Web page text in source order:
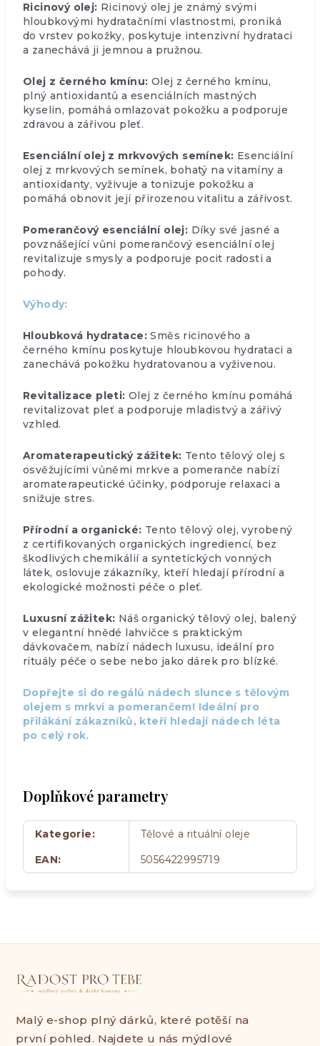
Ricinový olej: Ricinový olej je známý svými
hloubkovými hydratačními vlastnostmi, proniká
do vrstev pokožky, poskytuje intenzivní hydrataci
a zanechává ji jemnou a pružnou.
Olej z černého kmínu: Olej z černého kmínu,
plný antioxidantů a esenciálních mastných
kyselin, pomáhá omlazovat pokožku a podporuje
zdravou a zářivou pleť.
Esenciální olej z mrkvových semínek: Esenciální
olej z mrkvových semínek, bohatý na vitamíny a
antioxidanty, vyživuje a tonizuje pokožku a
pomáhá obnovit její přirozenou vitalitu a zářivost.
Pomerančový esenciální olej: Díky své jasné a
povznášející vůni pomerančový esenciální olej
revitalizuje smysly a podporuje pocit radosti a
pohody.
Výhody:
Hloubková hydratace: Směs ricinového a
černého kmínu poskytuje hloubkovou hydrataci a
zanechává pokožku hydratovanou a vyživenou.
Revitalizace pleti: Olej z černého kmínu pomáhá
revitalizovat pleť a podporuje mladistvý a zářivý
vzhled.
Aromaterapeutický zážitek: Tento tělový olej s
osvěžujícími vůněmi mrkve a pomeranče nabízí
aromaterapeutické účinky, podporuje relaxaci a
snižuje stres.
Přírodní a organické: Tento tělový olej, vyrobený
z certifikovaných organických ingrediencí, bez
škodlivých chemikálií a syntetických vonných
látek, oslovuje zákazníky, kteří hledají přírodní a
ekologické možnosti péče o pleť.
Luxusní zážitek: Náš organický tělový olej, balený
v elegantní hnědé lahvičce s praktickým
dávkovačem, nabízí nádech luxusu, ideální pro
rituály péče o sebe nebo jako dárek pro blízké.
Dopřejte si do regálů nádech slunce s tělovým
olejem s mrkví a pomerančem! Ideální pro
přilákání zákazníků, kteří hledají nádech léta
po celý rok.
Doplňkové parametry
Kategorie:
Tělové a rituální oleje
EAN: 5056422995719
Malý e-shop plný dárků, které potěší na
první pohled. Najdete u nás mýdlové